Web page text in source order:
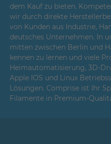
dem Kauf zu bieten.
wir durch direkte
von Kunden aus Industrie,
deutsches Unternehmen. In
mitten zwischen Berlin und
kennen zu lernen und viele
Heimautomatisierung, 3D-
Apple IOS und Linux
Lösungen. Comprise ist Ihr
Filamente in Premium-